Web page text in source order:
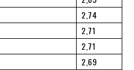
2,74
2,71
2,71
2,69